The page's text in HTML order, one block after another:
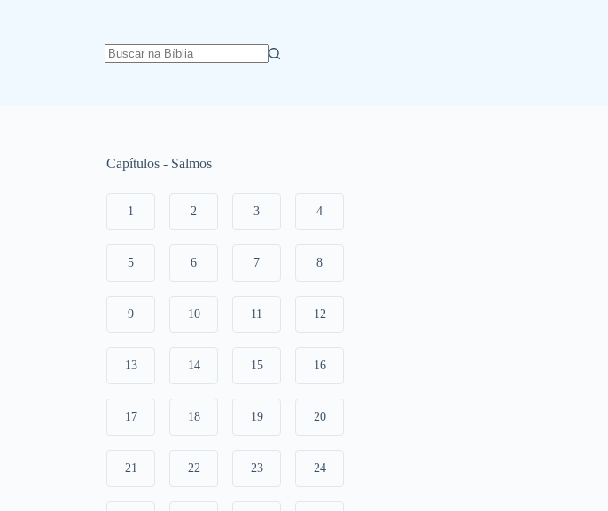
Capítulos - Salmos
1 2 3 4
5 6 7 8
9 10 11 12
13 14 15 16
17 18 19 20
21 22 23 24